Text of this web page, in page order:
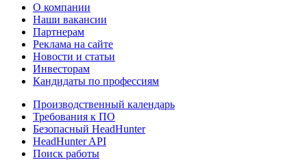
О компании
Наши вакансии
Партнерам
Реклама на сайте
Новости и статьи
Инвесторам
Кандидаты по профессиям
Производственный календарь
Требования к ПО
Безопасный HeadHunter
HeadHunter API
Поиск работы